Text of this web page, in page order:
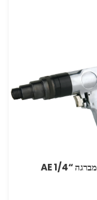
מברגה “AE 1/4